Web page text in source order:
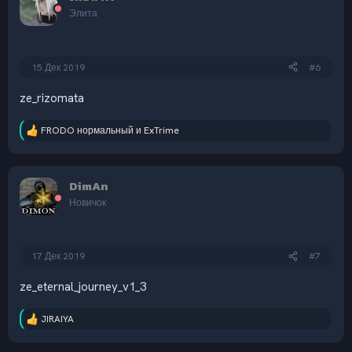
и
и
Элита
15 Дек 2019 #6
ze_rizomata
Р
ц
и
и
FRODO нормальный и ExTrime
DimAn
Новичок
17 Дек 2019 #7
ze_eternal_journey_v1_3
Р
JIRAIYA